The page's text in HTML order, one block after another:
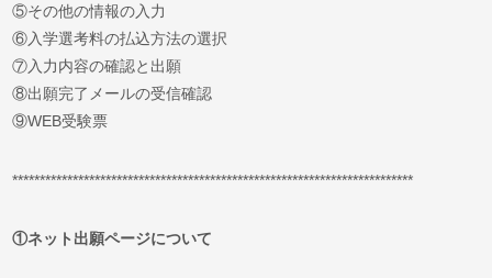
⑤その他の情報の入力
⑥入学選考料の払込方法の選択
⑦入力内容の確認と出願
⑧出願完了メールの受信確認
⑨WEB受験票
*************************************************************************
①ネット出願ページについて